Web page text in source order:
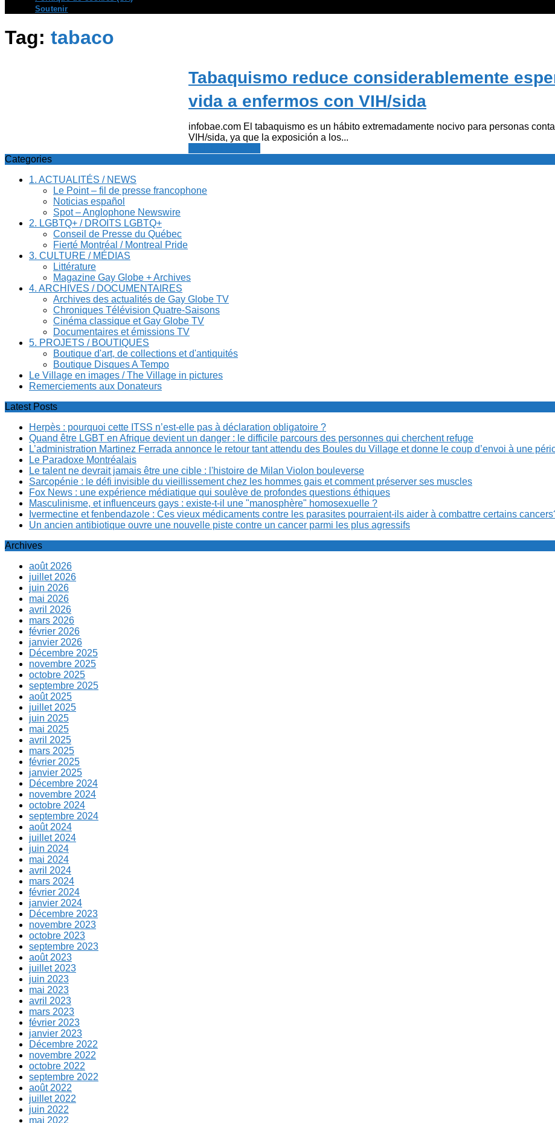
Soutenir
Tag: tabaco
Tabaquismo reduce considerablemente
vida a enfermos con VIH/sida
infobae.com El tabaquismo es un hábito extremadamente nocivo para personas
VIH/sida, ya que la exposición a los...
Categories
1. ACTUALITÉS / NEWS
Le Point – fil de presse francophone
Noticias español
Spot – Anglophone Newswire
2. LGBTQ+ / DROITS LGBTQ+
Conseil de Presse du Québec
Fierté Montréal / Montreal Pride
3. CULTURE / MÉDIAS
Littérature
Magazine Gay Globe + Archives
4. ARCHIVES / DOCUMENTAIRES
Archives des actualités de Gay Globe TV
Chroniques Télévision Quatre-Saisons
Cinéma classique et Gay Globe TV
Documentaires et émissions TV
5. PROJETS / BOUTIQUES
Boutique d'art, de collections et d'antiquités
Boutique Disques A Tempo
Le Village en images / The Village in pictures
Remerciements aux Donateurs
Latest Posts
Herpès : pourquoi cette ITSS n’est-elle pas à déclaration obligatoire ?
Quand être LGBT en Afrique devient un danger : le difficile parcours des personnes qui cherchent refuge
L’administration Martinez Ferrada annonce le retour tant attendu des Boules du Village et donne le coup d’envoi à une
Le Paradoxe Montréalais
Le talent ne devrait jamais être une cible : l'histoire de Milan Violon bouleverse
Sarcopénie : le défi invisible du vieillissement chez les hommes gais et comment préserver ses muscles
Fox News : une expérience médiatique qui soulève de profondes questions éthiques
Masculinisme, et influenceurs gays : existe-t-il une "manosphère" homosexuelle ?
Ivermectine et fenbendazole : Ces vieux médicaments contre les parasites pourraient-ils aider à combattre certains
Un ancien antibiotique ouvre une nouvelle piste contre un cancer parmi les plus agressifs
Archives
août 2026
juillet 2026
juin 2026
mai 2026
avril 2026
mars 2026
février 2026
janvier 2026
Décembre 2025
novembre 2025
octobre 2025
septembre 2025
août 2025
juillet 2025
juin 2025
mai 2025
avril 2025
mars 2025
février 2025
janvier 2025
Décembre 2024
novembre 2024
octobre 2024
septembre 2024
août 2024
juillet 2024
juin 2024
mai 2024
avril 2024
mars 2024
février 2024
janvier 2024
Décembre 2023
novembre 2023
octobre 2023
septembre 2023
août 2023
juillet 2023
juin 2023
mai 2023
avril 2023
mars 2023
février 2023
janvier 2023
Décembre 2022
novembre 2022
octobre 2022
septembre 2022
août 2022
juillet 2022
juin 2022
mai 2022